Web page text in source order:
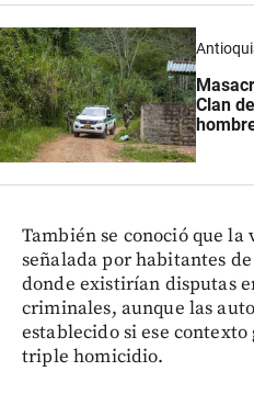
Clan
También se conoció que la
señalada por habitantes
donde existirían disputas
criminales, aunque las
establecido si ese
triple homicidio.